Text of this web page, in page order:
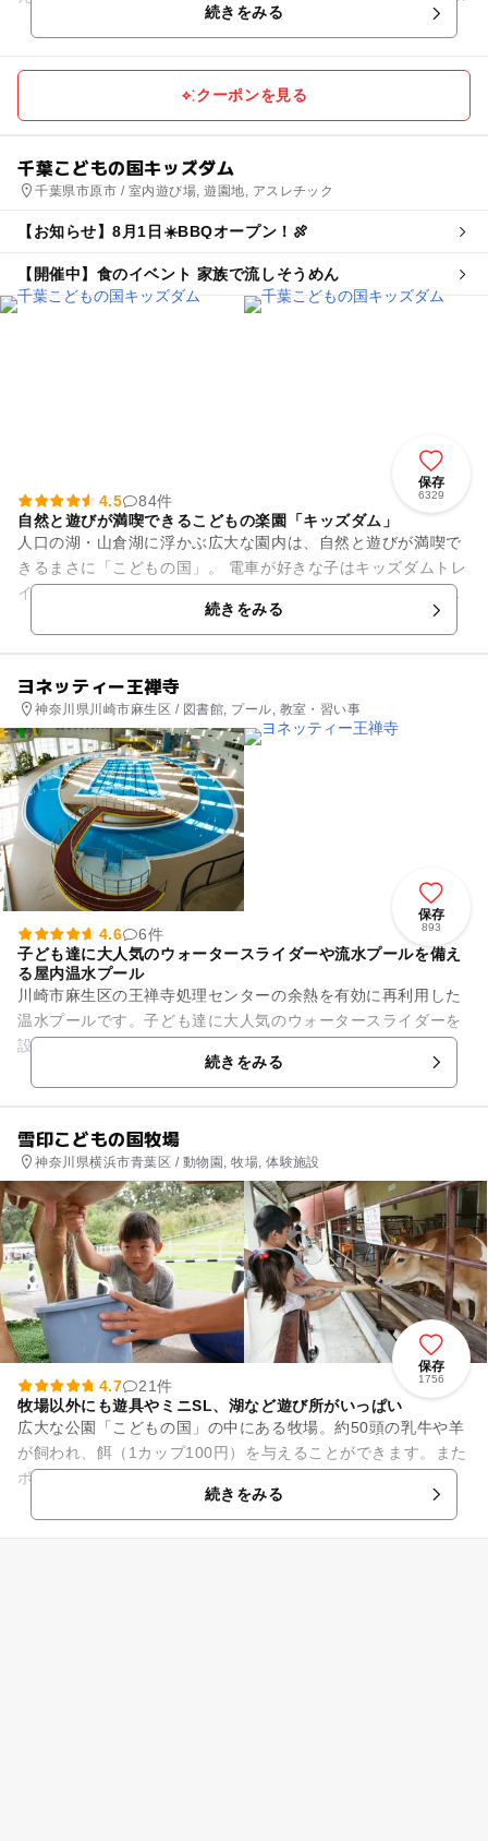
続きをみる
クーポンを見る
千葉こどもの国キッズダム
千葉県市原市 / 室内遊び場, 遊園地, アスレチック
【お知らせ】8月1日☀️BBQオープン！🍖
【開催中】食のイベント 家族で流しそうめん
保存
6329
4.5
84件
自然と遊びが満喫できるこどもの楽園「キッズダム」
人口の湖・山倉湖に浮かぶ広大な園内は、自然と遊びが満喫で
きるまさに「こどもの国」。 電車が好きな子はキッズダムトレ
インを、釣りに挑戦してみたい子のために釣り堀をご用意、思
い切り体を動かしたい！...続きをみる
ヨネッティー王禅寺
神奈川県川崎市麻生区 / 図書館, プール, 教室・習い事
保存
893
4.6
6件
子ども達に大人気のウォータースライダーや流水プールを備え
る屋内温水プール
川崎市麻生区の王禅寺処理センターの余熱を有効に再利用した
温水プールです。子ども達に大人気のウォータースライダーを
設置したプールや、流水プールをはじめ、5本のコースが並ぶ2
5メートルプール、幼児用...続きをみる
雪印こどもの国牧場
神奈川県横浜市青葉区 / 動物園, 牧場, 体験施設
保存
1756
4.7
21件
牧場以外にも遊具やミニSL、湖など遊び所がいっぱい
広大な公園「こどもの国」の中にある牧場。約50頭の乳牛や羊
が飼われ、餌（1カップ100円）を与えることができます。また
ポニー乗り場（2歳から乗馬可能、1周こども400円）や、ウサ
続きをみる